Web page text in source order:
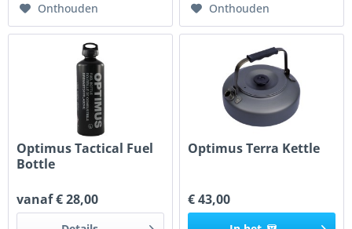
Onthouden Onthouden
Optimus Tactical Fuel
Bottle
vanaf € 28,00
Optimus Terra Kettle
€ 43,00